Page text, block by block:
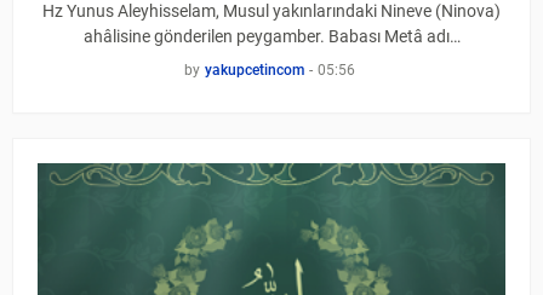
Hz Yunus Aleyhisselam, Musul yakınlarındaki Nineve (Ninova)
ahâlisine gönderilen peygamber. Babası Metâ adı…
by yakupcetincom - 05:56